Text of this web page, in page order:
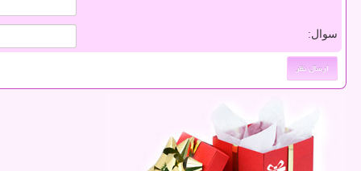
سوال: